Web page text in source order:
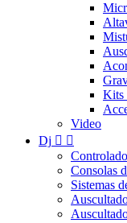
Kits
Video
Dj  
Consolas
Sistemas